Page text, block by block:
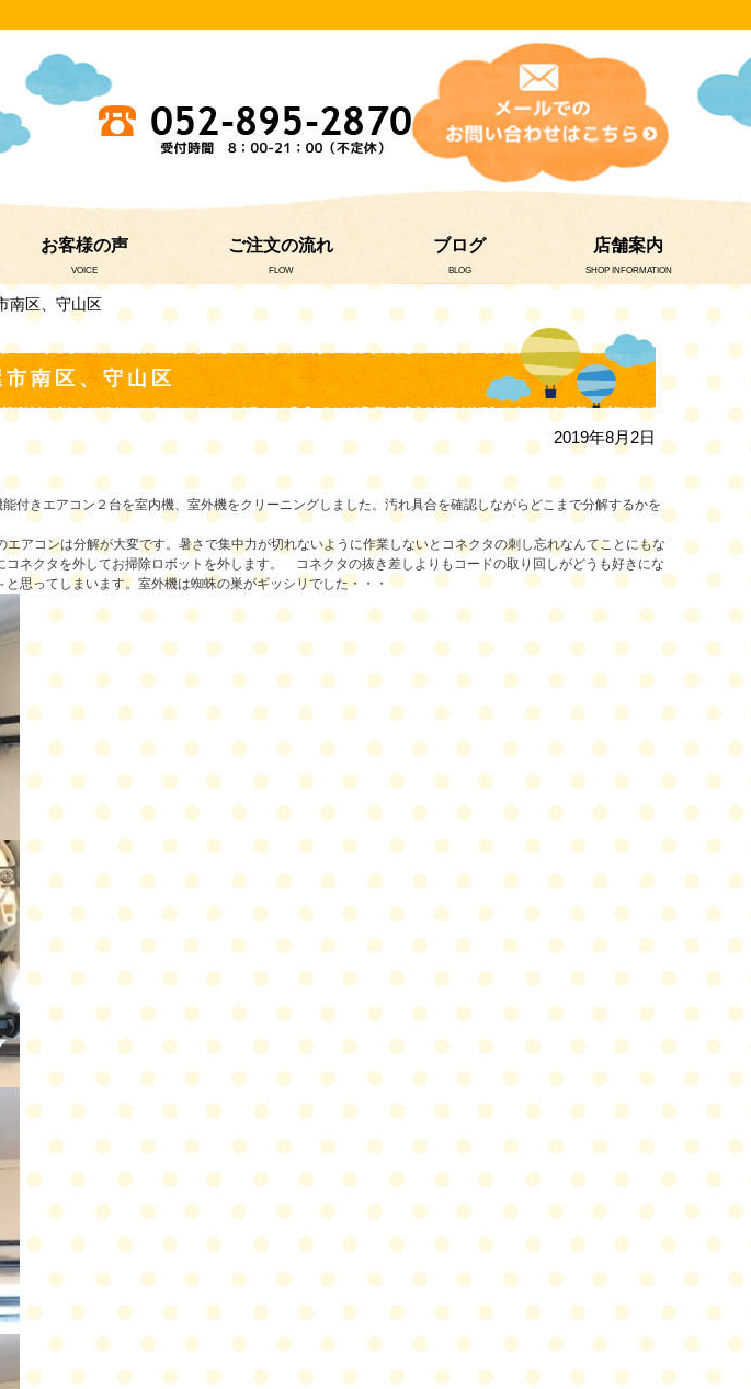
お客様の声
VOICE
ご注文の流れ
FLOW
ブログ
BLOG
店舗案内
SHOP INFORMATION
南区、守山区
南区、守山区
2019年8月2日
付きエアコン２台を室内機、室外機をクリーニングしました。 汚れ具合を確認しながらどこまで分解するかを
エアコンは分解が大変です。暑さで集中力が切れないように作業しないとコネクタの刺し忘れなんてことにもな
ネクタを外してお掃除ロボットを外します。 コネクタの抜き差しよりもコードの取り回しがどうも好きにな
思ってしまいます。室外機は蜘蛛の巣がギッシリでした・・・